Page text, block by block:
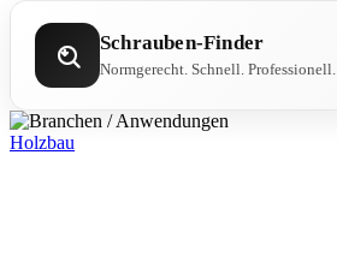
Schrauben-Finder
Normgerecht. Schnell. Professionell.
Holzbau